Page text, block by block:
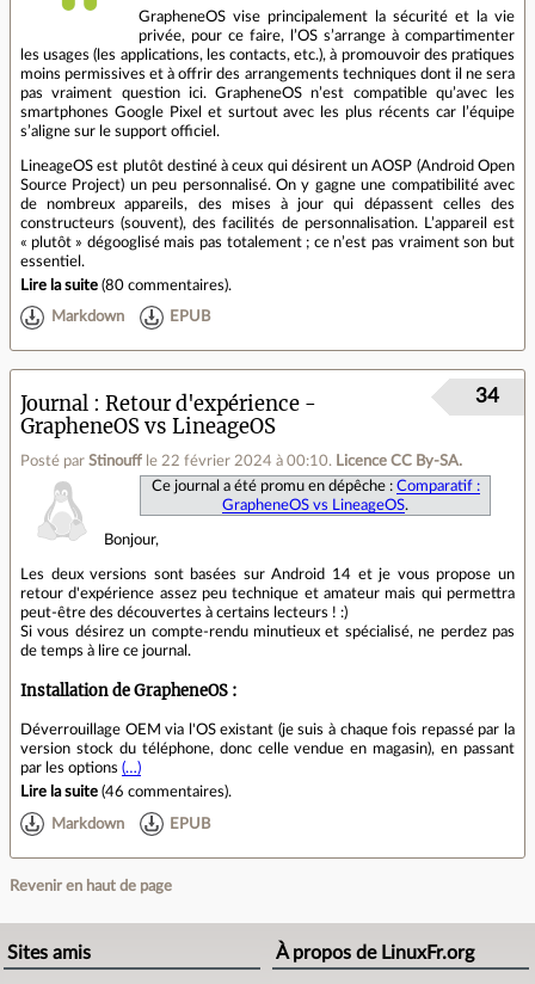
GrapheneOS vise principalement la sécurité et la vie
privée, pour ce faire, l’OS s’arrange à compartimenter
les usages (les applications, les contacts, etc.), à promouvoir des pratiques
moins permissives et à offrir des arrangements techniques dont il ne sera
pas vraiment question ici. GrapheneOS n’est compatible qu’avec les
smartphones Google Pixel et surtout avec les plus récents car l’équipe
s’aligne sur le support officiel.
LineageOS est plutôt destiné à ceux qui désirent un AOSP (Android Open
Source Project) un peu personnalisé. On y gagne une compatibilité avec
de nombreux appareils, des mises à jour qui dépassent celles des
constructeurs (souvent), des facilités de personnalisation. L’appareil est
« plutôt » dégooglisé mais pas totalement ; ce n’est pas vraiment son but
essentiel.
Lire la suite (80 commentaires).
Markdown EPUB
Journal
Retour d'expérience -
GrapheneOS vs LineageOS
Posté par Stinouff le 22 février 2024 à 00:10. Licence CC By‑SA.
34
Ce journal a été promu en dépêche : Comparatif :
GrapheneOS vs LineageOS.
Bonjour,
Les deux versions sont basées sur Android 14 et je vous propose un
retour d'expérience assez peu technique et amateur mais qui permettra
peut-être des découvertes à certains lecteurs ! :)
Si vous désirez un compte-rendu minutieux et spécialisé, ne perdez pas
de temps à lire ce journal.
Installation de GrapheneOS :
Déverrouillage OEM via l'OS existant (je suis à chaque fois repassé par la
version stock du téléphone, donc celle vendue en magasin), en passant
par les options (…)
Lire la suite (46 commentaires).
Markdown EPUB
Revenir en haut de page
Sites amis À propos de LinuxFr.org